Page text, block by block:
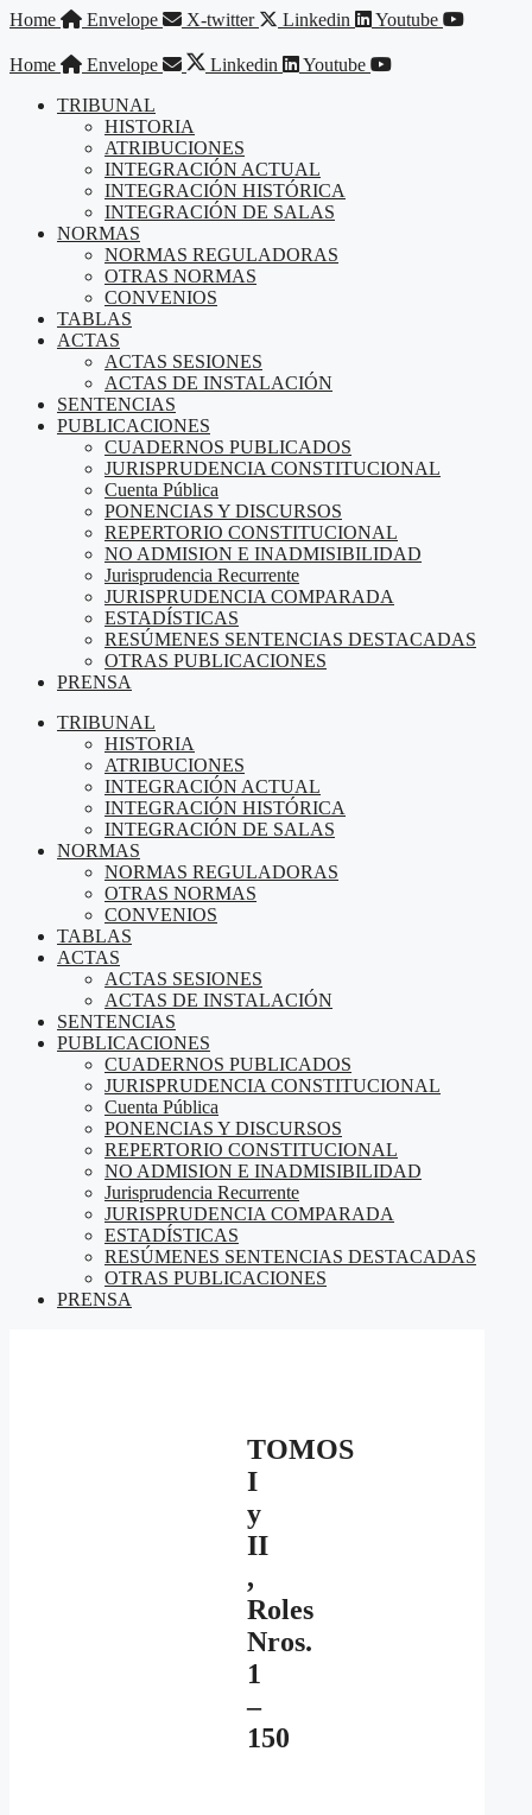
Saltar
contenido
Home Envelope X-twitter Linkedin Youtube
Home Envelope Linkedin
Youtube
TRIBUNAL
HISTORIA
ATRIBUCIONES
INTEGRACIÓN ACTUAL
INTEGRACIÓN HISTÓRICA
INTEGRACIÓN DE SALAS
NORMAS
NORMAS REGULADORAS
OTRAS NORMAS
CONVENIOS
TABLAS
ACTAS
ACTAS SESIONES
ACTAS DE INSTALACIÓN
SENTENCIAS
PUBLICACIONES
CUADERNOS PUBLICADOS
JURISPRUDENCIA CONSTITUCIONAL
Cuenta Pública
PONENCIAS Y DISCURSOS
REPERTORIO CONSTITUCIONAL
NO ADMISION E INADMISIBILIDAD
Jurisprudencia Recurrente
JURISPRUDENCIA COMPARADA
ESTADÍSTICAS
RESÚMENES SENTENCIAS DESTACADAS
OTRAS PUBLICACIONES
PRENSA
TRIBUNAL
HISTORIA
ATRIBUCIONES
INTEGRACIÓN ACTUAL
INTEGRACIÓN HISTÓRICA
INTEGRACIÓN DE SALAS
NORMAS
NORMAS REGULADORAS
OTRAS NORMAS
CONVENIOS
TABLAS
ACTAS
ACTAS SESIONES
ACTAS DE INSTALACIÓN
SENTENCIAS
PUBLICACIONES
CUADERNOS PUBLICADOS
JURISPRUDENCIA CONSTITUCIONAL
Cuenta Pública
PONENCIAS Y DISCURSOS
REPERTORIO CONSTITUCIONAL
NO ADMISION E INADMISIBILIDAD
Jurisprudencia Recurrente
JURISPRUDENCIA COMPARADA
ESTADÍSTICAS
RESÚMENES SENTENCIAS DESTACADAS
OTRAS PUBLICACIONES
PRENSA
TOMOS
I
y
II
,
Roles
Nros.
1
–
150